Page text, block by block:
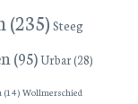
(235) Steeg
(95)Urbar(28)
(14) Wollmerschied